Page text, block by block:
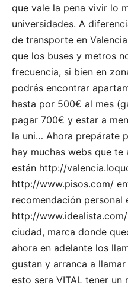
que vale la pena vivir lo
universidades. A
de transporte en
que los buses y metros
frecuencia, si bien en
podrás encontrar
hasta por 500€ al mes
pagar 700€ y estar a
la uni… Ahora prepárate
hay muchas webs que te
están http://
http://www.pisos.com/
recomendación personal
http://
ciudad, marca donde
ahora en adelante los
gustan y arranca a
esto sera VITAL tener un